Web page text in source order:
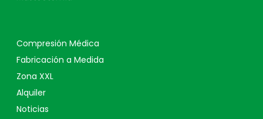
Compresión Médica
Fabricación a Medida
Zona XXL
Alquiler
Noticias